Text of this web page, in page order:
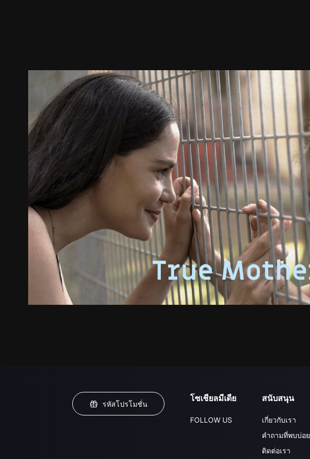
ตัวอย่าง ภาพนิ่ง เนื้อหาที่แนะนำ รายละเอียด
รหัสโปรโมชั่น
โซเชียลมีเดีย
FOLLOW US
สนับสนุน
เกี่ยวกับเรา
คำถามที่พบบ่อย
ติดต่อเรา